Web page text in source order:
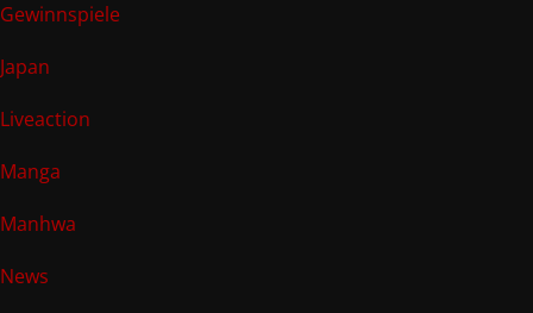
Gewinnspiele
Japan
Liveaction
Manga
Manhwa
News